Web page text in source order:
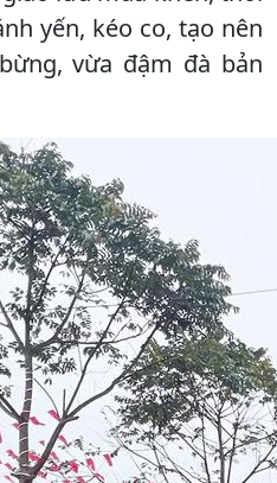
yến, kéo co, tạo nên
vừa đậm đà bản